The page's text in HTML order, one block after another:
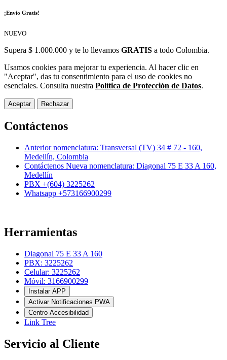
¡Envío Gratis!
NUEVO
Supera $ 1.000.000 y te lo llevamos GRATIS a todo Colombia.
Usamos cookies para mejorar tu experiencia. Al hacer clic en
"Aceptar", das tu consentimiento para el uso de cookies no
esenciales. Consulta nuestra Política de Protección de Datos.
Aceptar Rechazar
Contáctenos
Anterior nomenclatura: Transversal (TV) 34 # 72 - 160,
Medellín, Colombia
Contáctenos Nueva nomenclatura: Diagonal 75 E 33 A 160,
Medellín
PBX +(604) 3225262
Whatsapp +573166900299
Herramientas
Diagonal 75 E 33 A 160
PBX: 3225262
Celular: 3225262
Móvil: 3166900299
Instalar APP
Activar Notificaciones PWA
Centro Accesibilidad
Link Tree
Servicio al Cliente